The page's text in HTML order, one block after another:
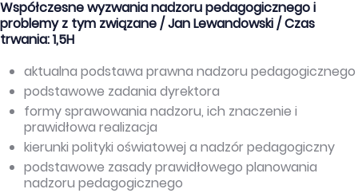
Współczesne wyzwania nadzoru pedagogicznego i
problemy z tym związane / Jan Lewandowski / Czas
trwania: 1,5H
aktualna podstawa prawna nadzoru pedagogicznego
podstawowe zadania dyrektora
formy sprawowania nadzoru, ich znaczenie i
prawidłowa realizacja
kierunki polityki oświatowej a nadzór pedagogiczny
podstawowe zasady prawidłowego planowania
nadzoru pedagogicznego